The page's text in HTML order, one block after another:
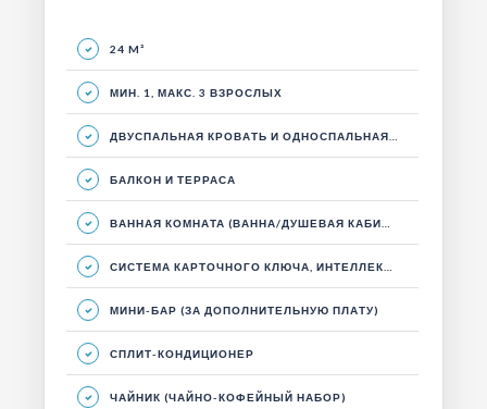
24 M²
МИН. 1, МАКС. 3 ВЗРОСЛЫХ
ДВУСПАЛЬНАЯ КРОВАТЬ И ОДНОСПАЛЬНАЯ КРОВАТЬ, ГОСТИНЫЙ УГОЛОК, БАЛКОН.
БАЛКОН И ТЕРРАСА
ВАННАЯ КОМНАТА (ВАННА/ДУШЕВАЯ КАБИНА)
СИСТЕМА КАРТОЧНОГО КЛЮЧА, ИНТЕЛЛЕКТУАЛЬНАЯ ЭНЕРГЕТИЧЕСКАЯ СИСТЕМА
МИНИ-БАР (ЗА ДОПОЛНИТЕЛЬНУЮ ПЛАТУ)
СПЛИТ-КОНДИЦИОНЕР
ЧАЙНИК (ЧАЙНО-КОФЕЙНЫЙ НАБОР)